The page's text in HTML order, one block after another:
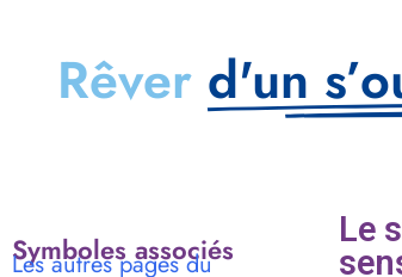
Rêver d'un
Symboles associés
Les autres pages du
Le